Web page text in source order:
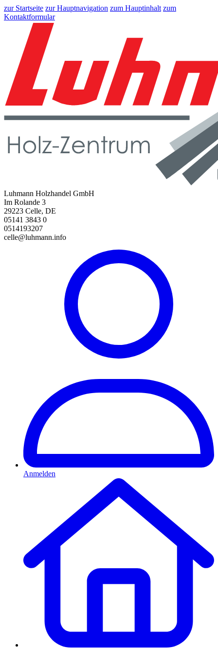
zur Startseite zur Hauptnavigation zum Hauptinhalt zum
Kontaktformular
Luhmann Holzhandel GmbH
Im Rolande 3
29223 Celle, DE
05141 3843 0
0514193207
celle@luhmann.info
Anmelden